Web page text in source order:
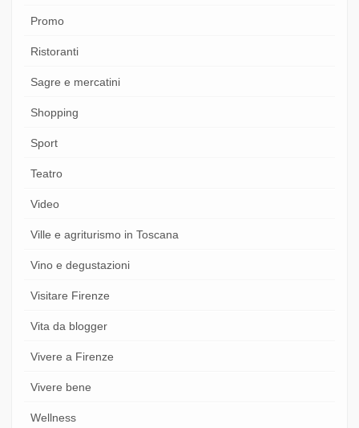
Promo
Ristoranti
Sagre e mercatini
Shopping
Sport
Teatro
Video
Ville e agriturismo in Toscana
Vino e degustazioni
Visitare Firenze
Vita da blogger
Vivere a Firenze
Vivere bene
Wellness